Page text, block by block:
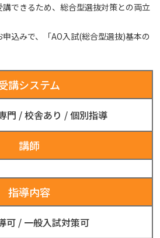
できるため、総合型選抜対策との両立
込みで、「AO入試(総合型選抜)基本の
講システム
門 /校舎あり /個別指導
講師
指導内容
可/ 一般入試対策可